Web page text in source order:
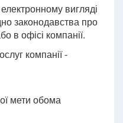
вигляді
законодавства про
в офісі компанії.
компанії -
мети обома